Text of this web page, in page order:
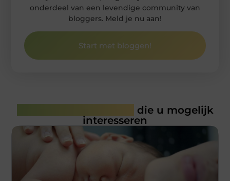
onderdeel van een levendige community van
bloggers. Meld je nu aan!
Start met bloggen!
die u mogelijk
interesseren